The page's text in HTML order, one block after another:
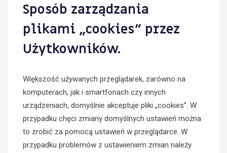
Sposób zarządzania
plikami „cookies” przez
Użytkowników.
Większość używanych przeglądarek, zarówno na
komputerach, jak i smartfonach czy innych
urządzeniach, domyślnie akceptuje pliki „cookies”. W
przypadku chęci zmiany domyślnych ustawień można
to zrobić za pomocą ustawień w przeglądarce. W
przypadku problemów z ustawieniem zmian należy